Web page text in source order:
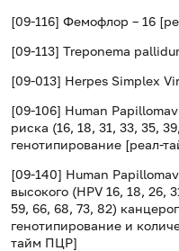
[09-116] Фемофлор – 16
[09-113] Treponema
[09-013] Herpes Simplex
[09-106] Human
риска (16, 18, 31, 33, 35,
генотипирование [реал-
[09-140] Human
высокого (HPV 16, 18, 26,
59, 66, 68, 73, 82)
генотипирование и
тайм ПЦР]